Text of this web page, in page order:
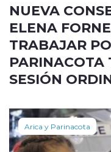
NUEVA
ELENA
TRABAJAR
PARINACOTA
SESIÓN
Arica y Parinacota